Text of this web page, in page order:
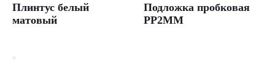
Плинтус белый
матовый
Подложка пробковая
PP2MM